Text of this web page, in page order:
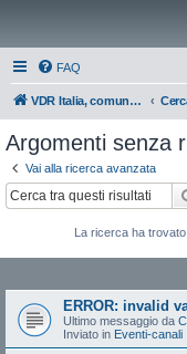
FAQ
VDR Italia, comunità italiana utilizzatori VDR
Argomenti senza
Vai alla ricerca avanzata
La ricerca ha
ERROR: invalid
Ultimo messaggio da
Inviato in Eventi-canali